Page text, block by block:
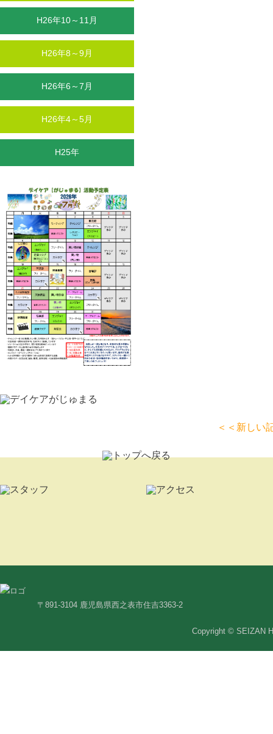
H26年10～11月
H26年8～9月
H26年6～7月
H26年4～5月
H25年
＜＜新しい
〒891-3104 鹿児島県西之表市住吉3363-2
Copyright © SEIZAN